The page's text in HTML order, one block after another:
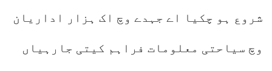
شروع ہو چکیا اے جہدے وچ اک ہزار اداریان
وچ سیاحتی معلومات فراہم کیتی جارہیاں